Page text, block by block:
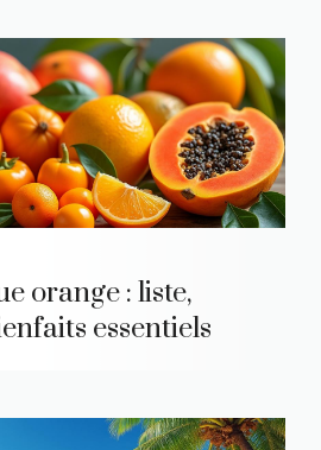
orange : liste,
essentiels